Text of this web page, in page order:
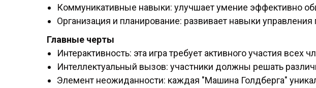
Коммуникативные навыки: улучшает умение эффективно
Организация и планирование: развивает навыки
Главные черты
Интерактивность: эта игра требует активного участия всех
Интеллектуальный вызов: участники должны решать
Элемент неожиданности: каждая "Машина Голдберга"